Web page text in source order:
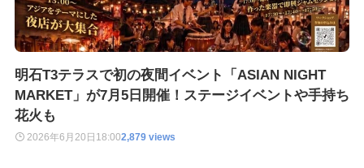
明石T3テラスで初の夜間イベント「ASIAN NIGHT
MARKET」が7月5日開催！ステージイベントや手持ち
花火も
2026年6月20日 18:002,879 views